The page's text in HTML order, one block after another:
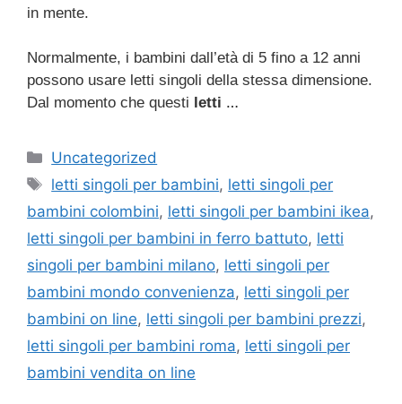
in mente.
Normalmente, i bambini dall’età di 5 fino a 12 anni
possono usare letti singoli della stessa dimensione.
Dal momento che questi letti …
Categorie
Uncategorized
Tag
letti singoli per bambini, letti singoli per
bambini colombini, letti singoli per bambini ikea,
letti singoli per bambini in ferro battuto, letti
singoli per bambini milano, letti singoli per
bambini mondo convenienza, letti singoli per
bambini on line, letti singoli per bambini prezzi,
letti singoli per bambini roma, letti singoli per
bambini vendita on line